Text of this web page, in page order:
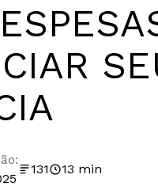
131 13 min